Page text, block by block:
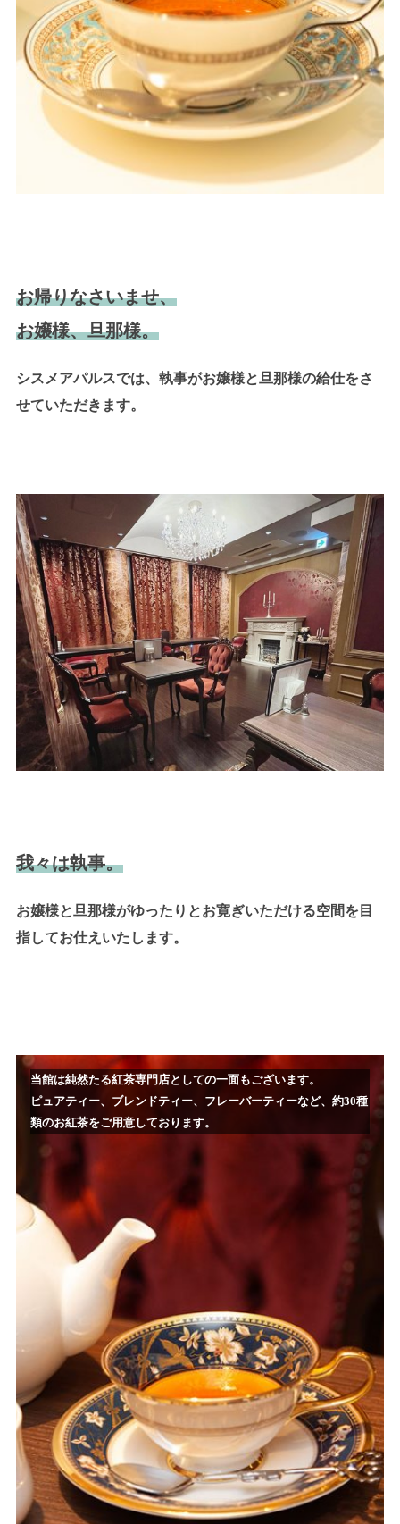
お帰りなさいませ、
お嬢様、旦那様。
シスメアパルスでは、執事がお嬢様と旦那様の給仕をさ
せていただきます。
我々は執事。
お嬢様と旦那様がゆったりとお寛ぎいただける空間を目
指してお仕えいたします。
当館は純然たる紅茶専門店としての一面もございます。
ピュアティー、ブレンドティー、フレーバーティーなど、約30種
類のお紅茶をご用意しております。